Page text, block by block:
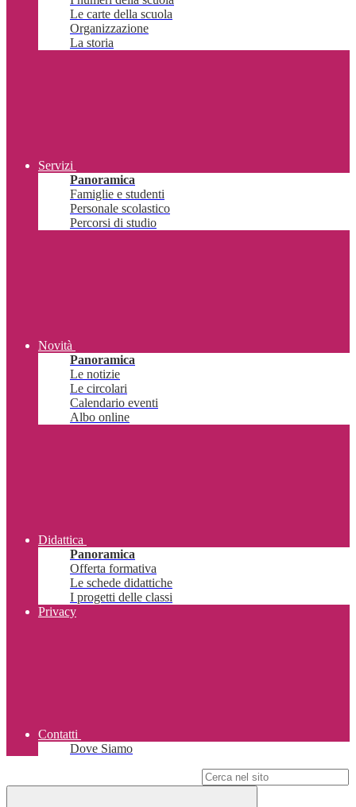
Le carte della scuola
Organizzazione
La storia
Servizi
Panoramica
Famiglie e studenti
Personale scolastico
Percorsi di studio
Novità
Panoramica
Le notizie
Le circolari
Calendario eventi
Albo online
Didattica
Panoramica
Offerta formativa
Le schede didattiche
I progetti delle classi
Privacy
Contatti
Dove Siamo